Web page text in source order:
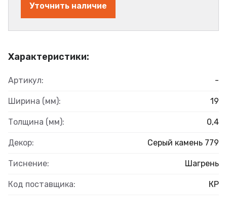
Характеристики:
Артикул: -
Ширина (мм): 19
Толщина (мм): 0,4
Декор: Серый камень 779
Тиснение: Шагрень
Код поставщика: КР
Уточнить наличие